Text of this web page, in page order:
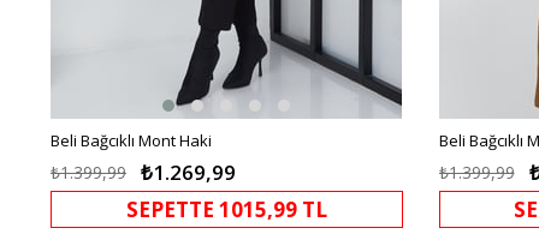
Beli Bağcıklı Mont Haki
₺1.269,99
₺1.399,99
SEPETTE 1015,99 TL
Beli Bağcıklı
₺1.399,99